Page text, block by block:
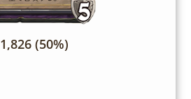
1,826 (50%)